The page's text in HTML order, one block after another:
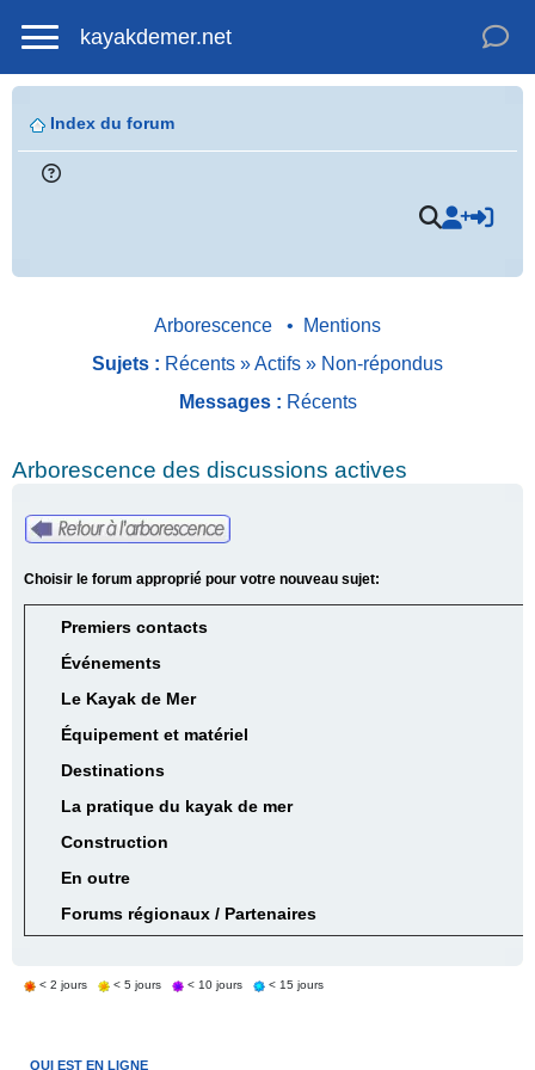
kayakdemer.net
Index du forum
Arborescence •
Mentions
Sujets : Récents »Actifs » Non-répondus
Messages : Récents
Arborescence des discussions actives
Choisir le forum approprié pour votre nouveau sujet:
Premiers contacts
Événements
Le Kayak de Mer
Équipement et matériel
Destinations
La pratique du kayak de mer
Construction
En outre
Forums régionaux / Partenaires
< 2 jours < 5 jours < 10 jours < 15 jours
QUI EST EN LIGNE